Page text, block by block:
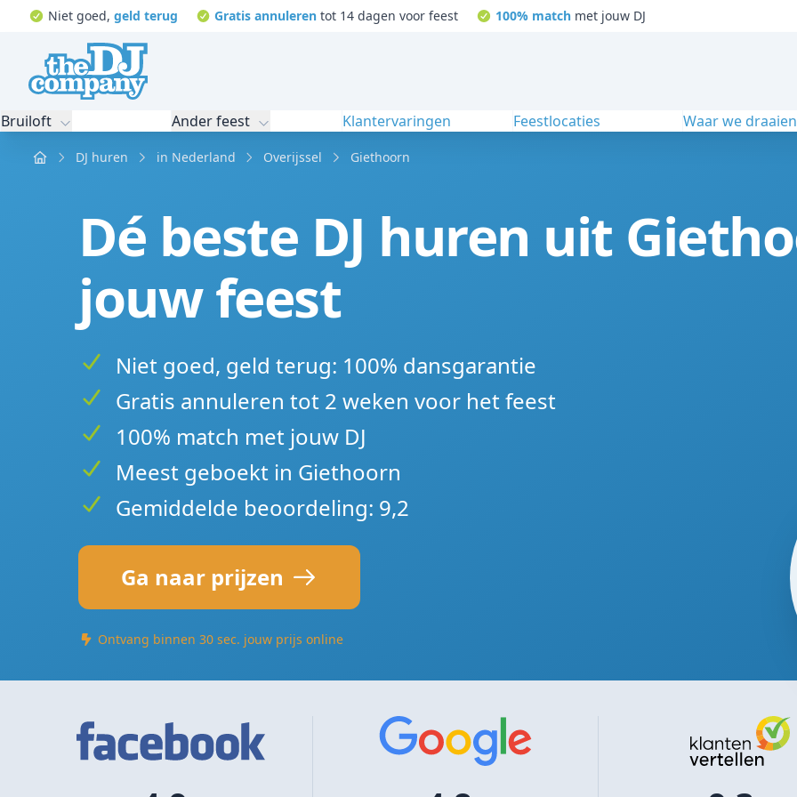
Niet goed, geld terug Gratis annuleren tot 14 dagen voor feest 100% matchmet jouw DJ
Bruiloft Ander feest Klantervaringen Feestlocaties Waar we draaien
Home DJ huren in Nederland Overijssel Giethoorn
Dé beste DJ huren uit
jouw feest
Niet goed, geld terug: 100% dansgarantie
Gratis annuleren tot 2 weken voor het feest
100% match met jouw DJ
Meest geboekt in Giethoorn
Gemiddelde beoordeling: 9,2
Ga naar prijzen
Ontvang binnen 30 sec. jouw prijs online